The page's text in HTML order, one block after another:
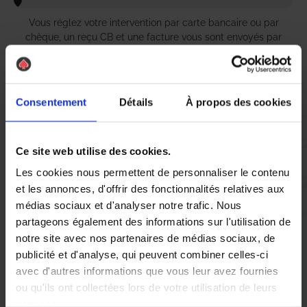
Consentement Détails À propos des cookies
Ce site web utilise des cookies.
Les cookies nous permettent de personnaliser le contenu
et les annonces, d'offrir des fonctionnalités relatives aux
médias sociaux et d'analyser notre trafic. Nous
partageons également des informations sur l'utilisation de
notre site avec nos partenaires de médias sociaux, de
publicité et d'analyse, qui peuvent combiner celles-ci
avec d'autres informations que vous leur avez fournies
ou qu'ils ont collectées lors de votre utilisation de leurs
Vous réglez votre intervention par carte bancaire ou par
chèque, un reçu CB et une facture vous sont envoyés par
Etape 5 :
Vous recevez une demande d’évaluation de votre expérience
avec l’équipe AS DE PIC.
Nous avons pensé à tout
À Saint Rémy de Provence, la présence de nuisibles peut